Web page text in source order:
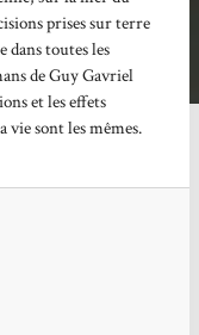
prises sur terre
dans toutes les
de Guy Gavriel
et les effets
vie sont les mêmes.